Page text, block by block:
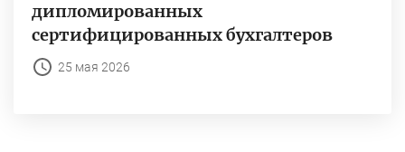
дипломированных
сертифицированных бухгалтеров
25 мая 2026